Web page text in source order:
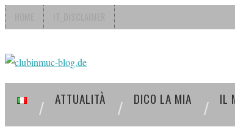
ATTUALITÀ DICO LA MIA IL